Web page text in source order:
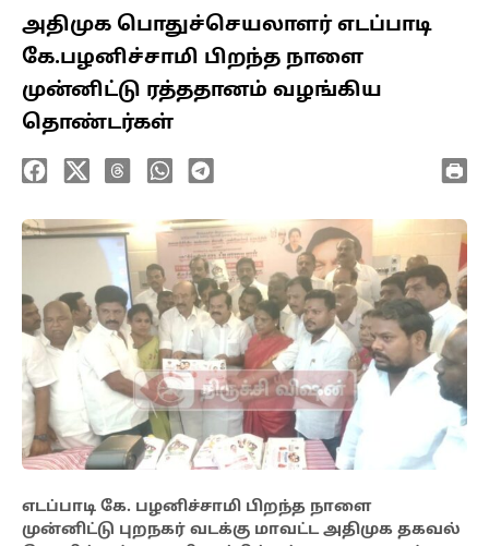
அதிமுக பொதுச்செயலாளர் எடப்பாடி
கே.பழனிச்சாமி பிறந்த நாளை
முன்னிட்டு ரத்ததானம் வழங்கிய
தொண்டர்கள்
எடப்பாடி கே. பழனிச்சாமி பிறந்த நாளை
முன்னிட்டு புறநகர் வடக்கு மாவட்ட அதிமுக தகவல்